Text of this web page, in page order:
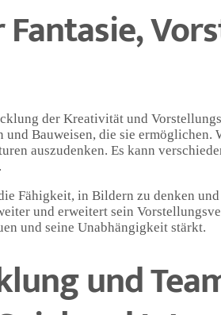
der Kreativität und
Bauweisen, die sie
auszudenken. Es kann
Fähigkeit, in Bildern zu denken
und erweitert sein
und seine Unabhängigkeit stärkt.
und